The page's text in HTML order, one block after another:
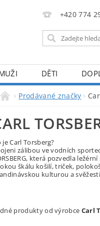
+420 774
DĚTI
Prodávané značky
je Carl Torsberg?
zálibou ve vodních
která pozvedla
škálu košilí, triček,
kulturou a
produkty od výrobce Carl